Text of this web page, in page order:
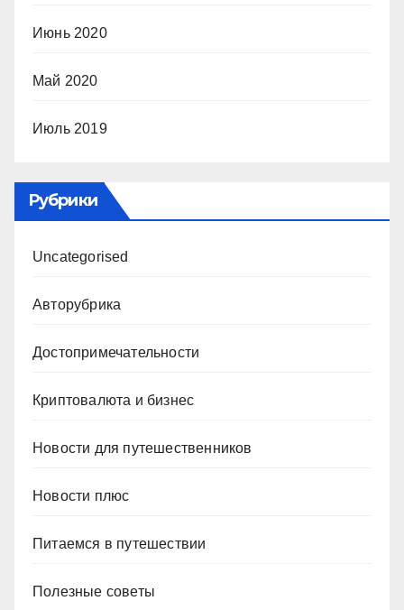
Июнь 2020
Май 2020
Июль 2019
Рубрики
Uncategorised
Авторубрика
Достопримечательности
Криптовалюта и бизнес
Новости для путешественников
Новости плюс
Питаемся в путешествии
Полезные советы